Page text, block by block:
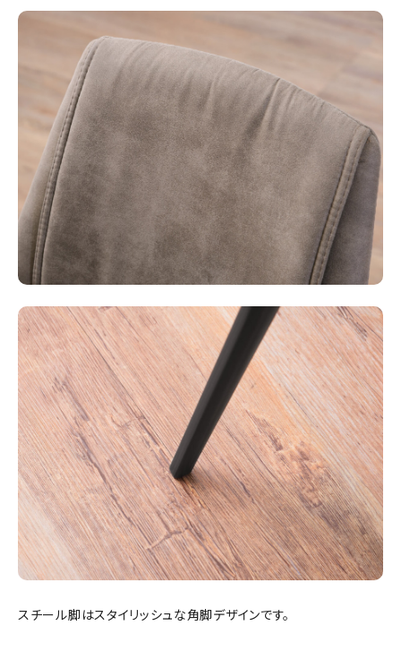
スチール脚はスタイリッシュな角脚デザインです。